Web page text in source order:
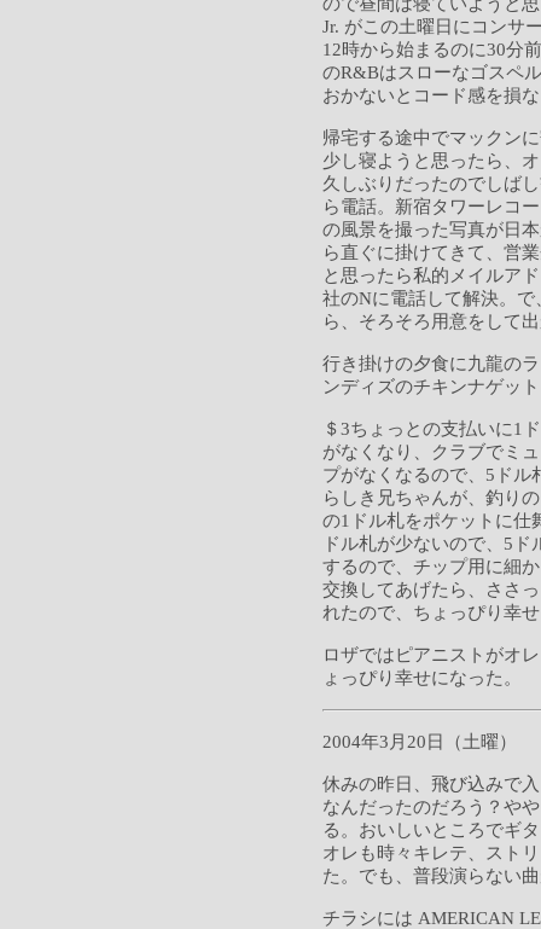
Jr. がこの土曜日にコンサ
12時から始まるのに30分
のR&Bはスローなゴスペ
おかないとコード感を損
帰宅する途中でマックン
少し寝ようと思ったら、
久しぶりだったのでしば
ら電話。新宿タワーレコ
の風景を撮った写真が日
ら直ぐに掛けてきて、営
と思ったら私的メイルア
社のNに電話して解決。
ら、そろそろ用意をして
行き掛けの夕食に九龍の
ンディズのチキンナゲッ
＄3ちょっとの支払いに1
がなくなり、クラブでミ
プがなくなるので、5ドル
らしき兄ちゃんが、釣り
の1ドル札をポケットに仕
ドル札が少ないので、5
するので、チップ用に細
交換してあげたら、ささ
れたので、ちょっぴり幸
ロザではピアニストがオ
ょっぴり幸せになった。
2004年3月20日（土曜）
休みの昨日、飛び込みで
なんだったのだろう？や
る。おいしいところでギ
オレも時々キレテ、スト
た。でも、普段演らない
チラシには AMERICAN